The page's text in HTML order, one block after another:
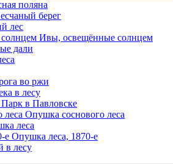
поляна
берег
лес
Ивы, освещённые солнцем
дали
во ржи
в лесу
Парк в Павловске
Опушка соснового леса
леса
Опушка леса, 1870-е
в лесу